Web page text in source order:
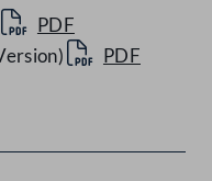
PDF
PDF